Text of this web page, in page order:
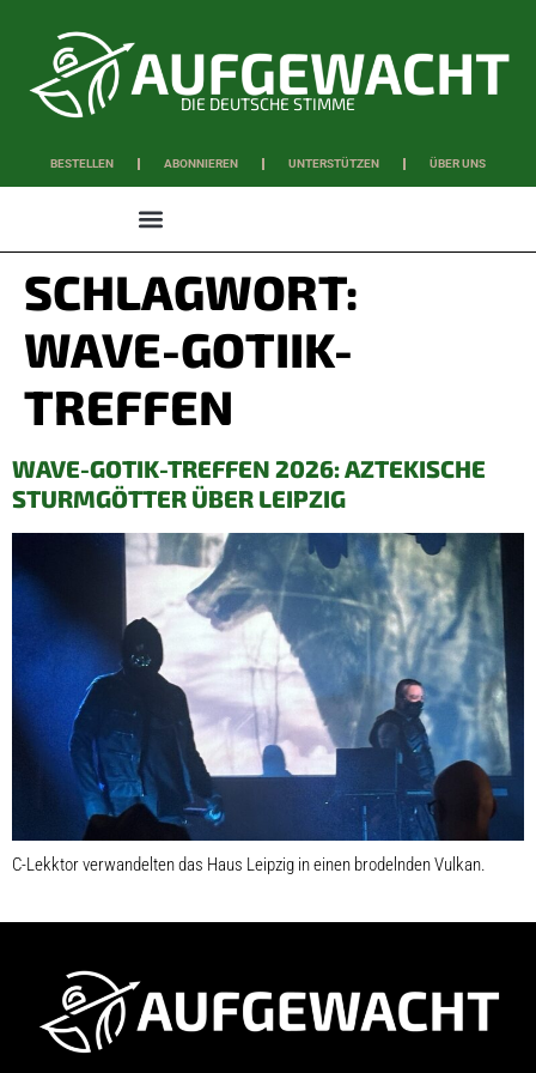
DIE DEUTSCHE STIMME
BESTELLEN ABONNIEREN UNTERSTÜTZEN ÜBER UNS
SCHLAGWORT:
WAVE-GOTIIK-
TREFFEN
WAVE-GOTIK-TREFFEN 2026: AZTEKISCHE
STURMGÖTTER ÜBER LEIPZIG
C-Lekktor verwandelten das Haus Leipzig in einen brodelnden Vulkan.